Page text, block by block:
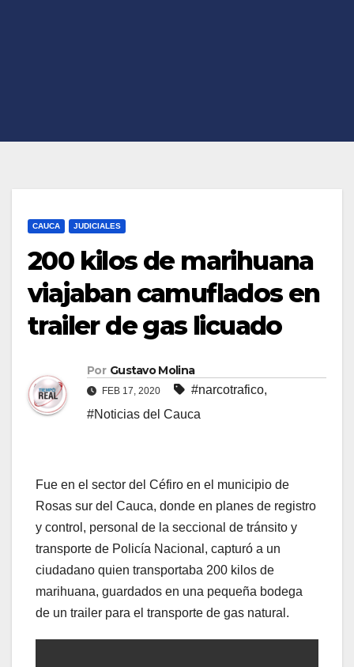
CAUCA JUDICIALES
200 kilos de marihuana
viajaban camuflados en
trailer de gas licuado
Por Gustavo Molina
FEB 17, 2020 #narcotrafico,
#Noticias del Cauca
Fue en el sector del Céfiro en el municipio de
Rosas sur del Cauca, donde en planes de registro
y control, personal de la seccional de tránsito y
transporte de Policía Nacional, capturó a un
ciudadano quien transportaba 200 kilos de
marihuana, guardados en una pequeña bodega
de un trailer para el transporte de gas natural.